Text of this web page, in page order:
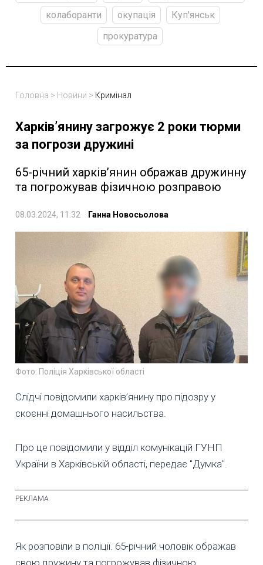
колаборанти
окупація
Куп'янськ
прокуратура
Головна > Новини > Кримінал
Харків’янину загрожує 2 роки тюрми
за погрози дружині
65-річний харків’янин ображав дружинну
та погрожував фізичною розправою
08.03.2024, 11:32 Ганна Новосьолова
Фото: Поліція Харківської області
Слідчі повідомили харків’янину про підозру у
скоєнні домашнього насильства.
Про це повідомили у відділ комунікацій ГУНП
України в Харківській області, передає "Думка".
Як розповіли в поліції. 65-річний чоловік ображав
свою дружину та погрожував фізичною